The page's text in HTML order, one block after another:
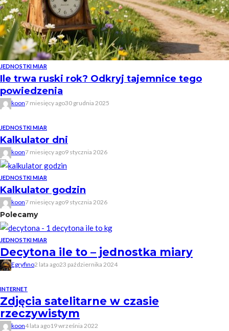
JEDNOSTKI MIAR
Ile trwa ruski rok? Odkryj tajemnice tego
powiedzenia
koon7 miesięcy ago30 grudnia 2025
JEDNOSTKI MIAR
Kalkulator dni
koon7 miesięcy ago9 stycznia 2026
JEDNOSTKI MIAR
Kalkulator godzin
koon7 miesięcy ago9 stycznia 2026
Polecamy
JEDNOSTKI MIAR
Decytona ile to – jednostka miary
Egryfino2 lata ago23 października 2024
INTERNET
Zdjęcia satelitarne w czasie
rzeczywistym
koon4 lata ago19 września 2022